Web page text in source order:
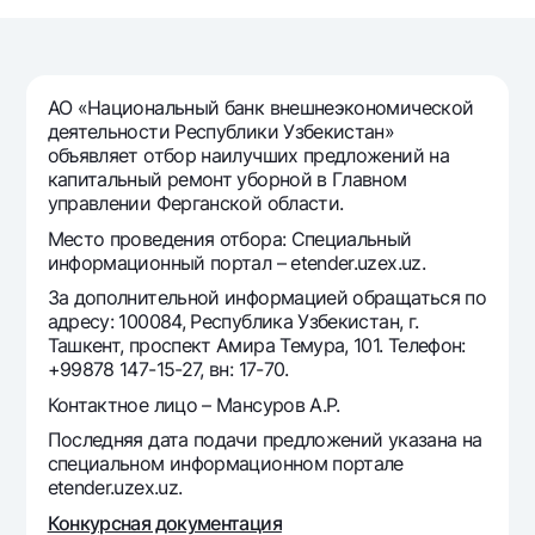
Золотые слитки от НБУ
Серебряный депозит
Visa Champion
Mastercard
Зарплатные
Garmin pay
Тарифы
Акции
Мобильное приложение Milliy
Часто задаваемые вопросы
Ищите по сайту
Найти
Полезные ссылки
Часто задаваемые вопросы
Пресс-центр
АО «Национальный банк внешнеэкономической
деятельности Республики Узбекистан»
объявляет отбор наилучших предложений на
капитальный ремонт уборной в Главном
управлении Ферганской области.
Место проведения отбора: Специальный
информационный портал – etender.uzex.uz.
За дополнительной информацией обращаться по
адресу: 100084, Республика Узбекистан, г.
Ташкент, проспект Амира Темура, 101. Телефон:
+99878 147-15-27, вн: 17-70.
Контактное лицо – Мансуров А.Р.
Последняя дата подачи предложений указана на
специальном информационном портале
etender.uzex.uz.
Конкурсная документация